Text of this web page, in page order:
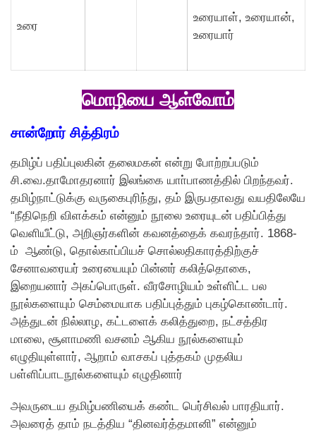
உரை
உரையாள், உரையான்,
உரையார்
மொழியை ஆள்வோம்
சான்றோர் சித்திரம்
தமிழ்ப் பதிப்புலகின் தலைமகன் என்று போற்றப்படும்
சி.வை.தாமோதரனார் இலங்கை யாா்பாணத்தில் பிறந்தவர்.
தமிழ்நாட்டுக்கு வருகைபுரிந்து, தம் இருபதாவது வயதிலேயே
“நீதிநெறி விளக்கம் என்னும் நூலை உரையுடன் பதிப்பித்து
வெளியீட்டு, அறிஞர்களின் கவனத்தைக் கவரந்தார். 1868-
ம் ஆண்டு, தொல்காப்பியச் சொல்லதிகாரத்திற்குச்
சேனாவரையர் உரையையும் பின்னர் கலித்தொகை,
இறையனார் அகப்பொருள். வீரசோழியம் உள்ளிட்ட பல
நூல்களையும் செம்மையாக பதிப்புத்தும் புகழ்கொண்டார்.
அத்துடன் நில்லாழ, கட்டளைக் கலித்துறை, நட்சத்திர
மாலை, சூளாமணி வசனம் ஆகிய நூல்களையும்
எழுதியுள்ளார், ஆறாம் வாசகப் புத்தகம் முதலிய
பள்ளிப்பாடநூல்களையும் எழுதினார்
அவருடைய தமிழ்பணியைக் கண்ட பெர்சிவல் பாரதியார்.
அவரைத் தாம் நடத்திய “தினவர்த்தமானி” என்னும்